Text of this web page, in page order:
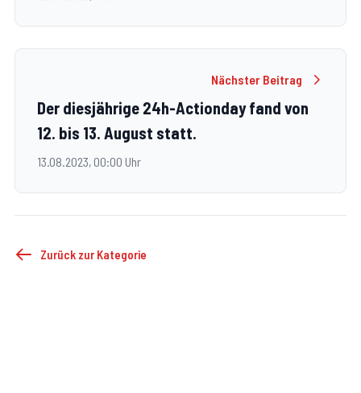
Nächster Beitrag
Der diesjährige 24h-Actionday fand von
12. bis 13. August statt.
13.08.2023, 00:00 Uhr
Zurück zur Kategorie